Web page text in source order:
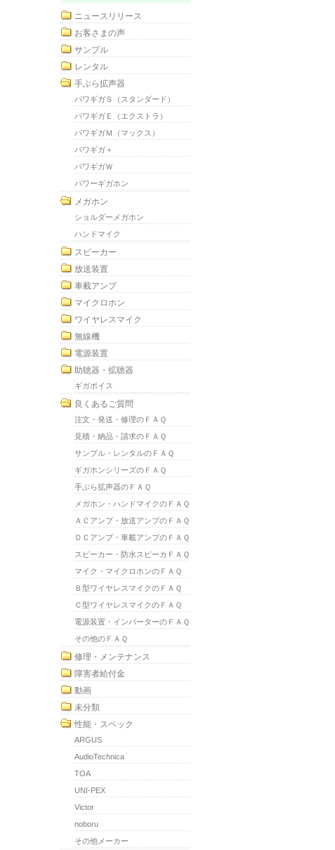
ニュースリリース
お客さまの声
サンプル
レンタル
手ぶら拡声器
パワギガＳ（スタンダード）
パワギガＥ（エクストラ）
パワギガＭ（マックス）
パワギガ＋
パワギガＷ
パワーギガホン
メガホン
ショルダーメガホン
ハンドマイク
スピーカー
放送装置
車載アンプ
マイクロホン
ワイヤレスマイク
無線機
電源装置
助聴器・拡聴器
ギガボイス
良くあるご質問
注文・発送・修理のＦＡＱ
見積・納品・請求のＦＡＱ
サンプル・レンタルのＦＡＱ
ギガホンシリーズのＦＡＱ
手ぶら拡声器のＦＡＱ
メガホン・ハンドマイクのＦＡＱ
ＡＣアンプ・放送アンプのＦＡＱ
ＤＣアンプ・車載アンプのＦＡＱ
スピーカー・防水スピーカＦＡＱ
マイク・マイクロホンのＦＡＱ
Ｂ型ワイヤレスマイクのＦＡＱ
Ｃ型ワイヤレスマイクのＦＡＱ
電源装置・インバーターのＦＡＱ
その他のＦＡＱ
修理・メンテナンス
障害者給付金
動画
未分類
性能・スペック
ARGUS
AudioTechnica
TOA
UNI-PEX
Victor
noboru
その他メーカー